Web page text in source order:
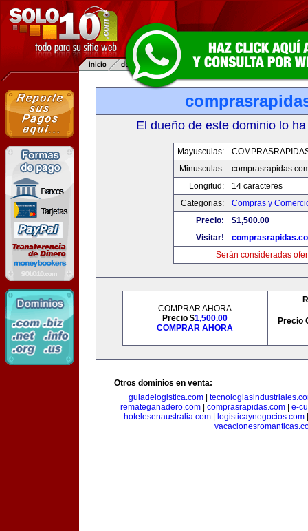
El dueño de este dominio lo
Mayusculas:
Minusculas:
Longitud:
14 caracteres
Categorias:
Compras y
Precio:
$1,500.00
Visitar!
Serán consideradas
COMPRAR AHORA
Precio $1,500.00
COMPRAR AHORA
Precio
Otros dominios en venta:
guiadelogistica.com|
remateganadero.com
comprasrapidas.com
e-
hotelesenaustralia.com| logisticaynegocios.com